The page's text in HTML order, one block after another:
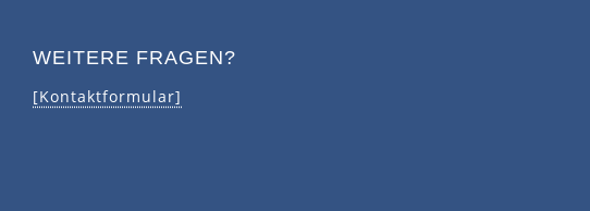
WEITERE FRAGEN?
[Kontaktformular]